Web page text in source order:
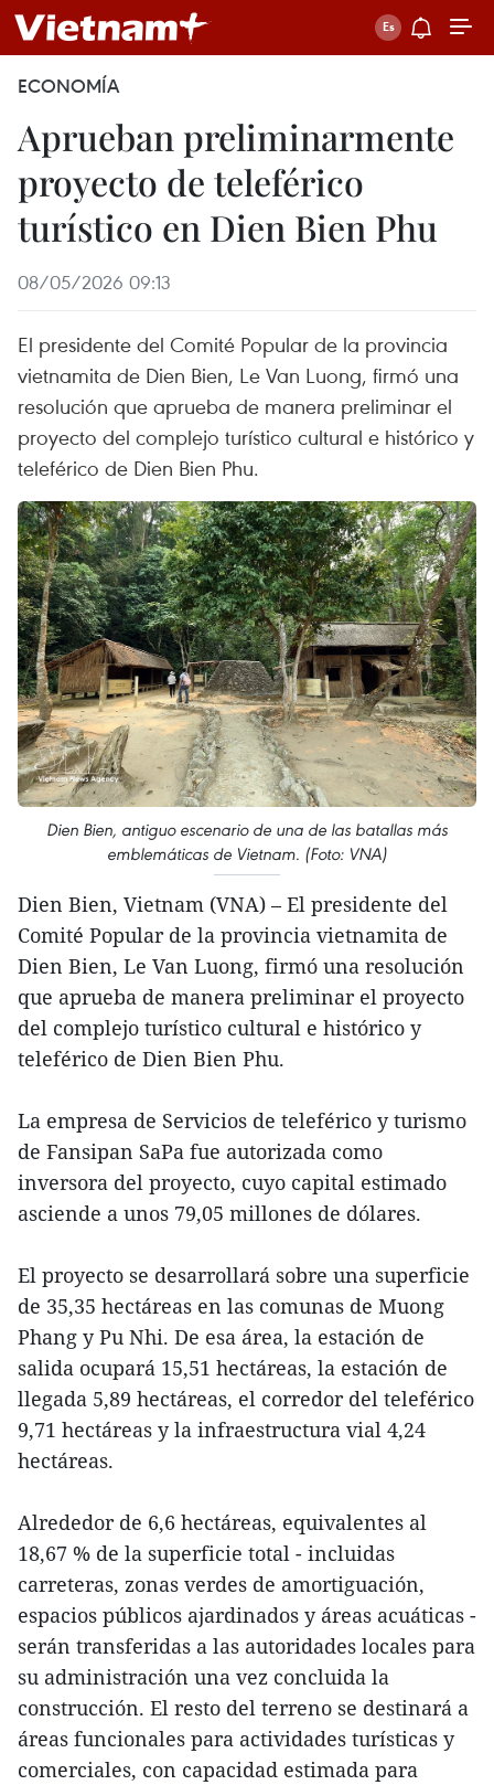
ECONOMÍA
Aprueban preliminarmente
proyecto de teleférico
turístico en Dien Bien Phu
08/05/2026 09:13
El presidente del Comité Popular de la provincia
vietnamita de Dien Bien, Le Van Luong, firmó una
resolución que aprueba de manera preliminar el
proyecto del complejo turístico cultural e histórico y
teleférico de Dien Bien Phu.
Dien Bien, antiguo escenario de una de las batallas más
emblemáticas de Vietnam. (Foto: VNA)
Dien Bien, Vietnam (VNA) – El presidente del
Comité Popular de la provincia vietnamita de
Dien Bien, Le Van Luong, firmó una resolución
que aprueba de manera preliminar el proyecto
del complejo turístico cultural e histórico y
teleférico de Dien Bien Phu.
La empresa de Servicios de teleférico y turismo
de Fansipan SaPa fue autorizada como
inversora del proyecto, cuyo capital estimado
asciende a unos 79,05 millones de dólares.
El proyecto se desarrollará sobre una superficie
de 35,35 hectáreas en las comunas de Muong
Phang y Pu Nhi. De esa área, la estación de
salida ocupará 15,51 hectáreas, la estación de
llegada 5,89 hectáreas, el corredor del teleférico
9,71 hectáreas y la infraestructura vial 4,24
hectáreas.
Alrededor de 6,6 hectáreas, equivalentes al
18,67 % de la superficie total - incluidas
carreteras, zonas verdes de amortiguación,
espacios públicos ajardinados y áreas acuáticas -
serán transferidas a las autoridades locales para
su administración una vez concluida la
construcción. El resto del terreno se destinará a
áreas funcionales para actividades turísticas y
comerciales, con capacidad estimada para